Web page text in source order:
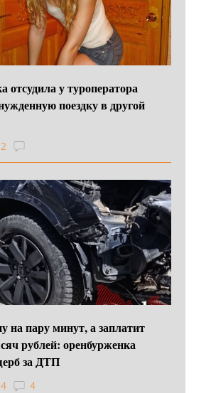
отсудила у туроператора
поездку в другой
на пару минут, а заплатит
рублей: оренбурженка
за ДТП
4